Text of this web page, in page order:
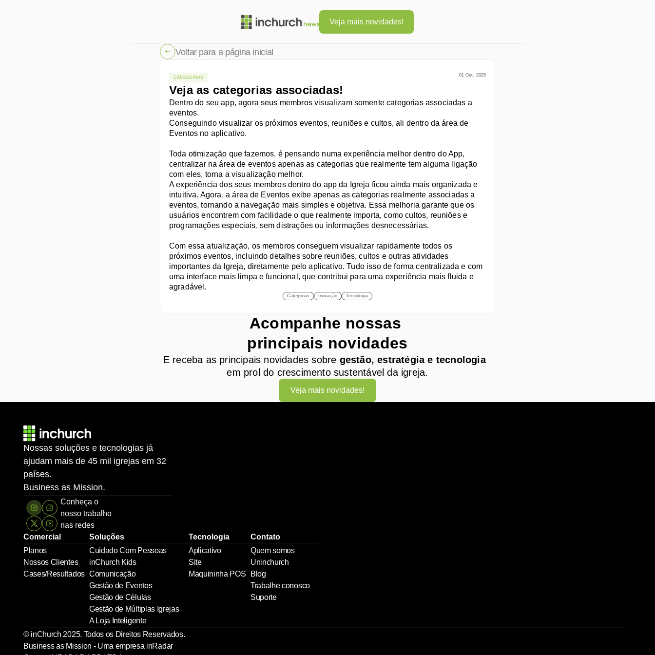
Veja mais novidades!
CATEGORIAS 01 Out. 2025
Veja as categorias associadas!
Dentro do seu app, agora seus membros visualizam somente categorias associadas a
eventos.
Conseguindo visualizar os próximos eventos, reuniões e cultos, ali dentro da área de
Eventos no aplicativo.
Toda otimização que fazemos, é pensando numa experiência melhor dentro do App,
centralizar na área de eventos apenas as categorias que realmente tem alguma ligação
com eles, torna a visualização melhor.
A experiência dos seus membros dentro do app da Igreja ficou ainda mais organizada e
intuitiva. Agora, a área de Eventos exibe apenas as categorias realmente associadas a
eventos, tornando a navegação mais simples e objetiva. Essa melhoria garante que os
usuários encontrem com facilidade o que realmente importa, como cultos, reuniões e
programações especiais, sem distrações ou informações desnecessárias.
Com essa atualização, os membros conseguem visualizar rapidamente todos os
próximos eventos, incluindo detalhes sobre reuniões, cultos e outras atividades
importantes da Igreja, diretamente pelo aplicativo. Tudo isso de forma centralizada e com
uma interface mais limpa e funcional, que contribui para uma experiência mais fluida e
agradável.
Categorias Inovação Tecnologia
Voltar para a página inicial
Acompanhe nossas
principais novidades
E receba as principais novidades sobre gestão, estratégia e tecnologia
em prol do crescimento sustentável da igreja.
Veja mais novidades!
Nossas soluções e tecnologias já
ajudam mais de 45 mil igrejas em 32
países.
Business as Mission.
Conheça o
nosso trabalho
nas redes
Comercial
Planos
Nossos Clientes
Cases/Resultados
Soluções
Cuidado Com Pessoas
inChurch Kids
Comunicação
Gestão de Eventos
Gestão de Células
Gestão de Múltiplas Igrejas
A Loja Inteligente
Tecnologia
Aplicativo
Site
Maquininha POS
Contato
Quem somos
Uninchurch
Blog
Trabalhe conosco
Suporte
© inChurch 2025. Todos os Direitos Reservados.
Business as Mission - Uma empresa inRadar